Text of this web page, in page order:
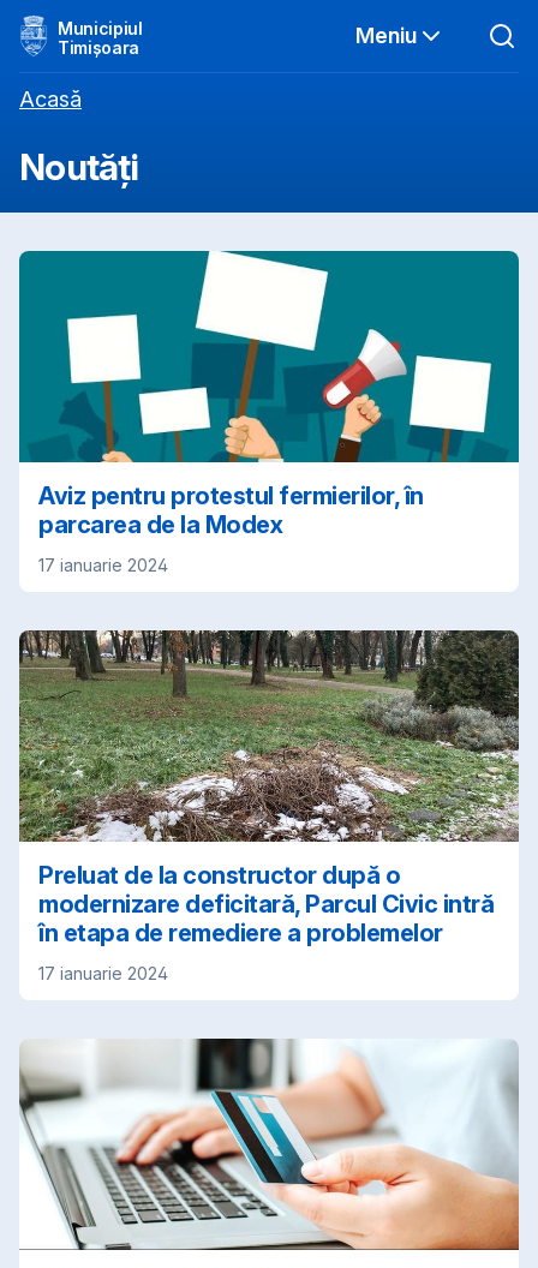
Municipiul
Timișoara
Meniu
Acasă
Noutăți
Aviz pentru protestul fermierilor, în
parcarea de la Modex
17 ianuarie 2024
Preluat de la constructor după o
modernizare deficitară, Parcul Civic intră
în etapa de remediere a problemelor
17 ianuarie 2024